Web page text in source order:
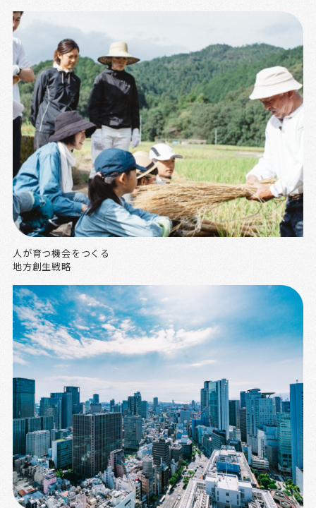
人が育つ機会をつくる
地方創生戦略